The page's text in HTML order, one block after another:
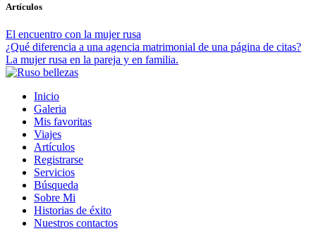
Artículos
El encuentro con la mujer rusa
¿Qué diferencia a una agencia matrimonial de una página de citas?
La mujer rusa en la pareja y en familia.
Inicio
Galeria
Mis favoritas
Viajes
Artículos
Registrarse
Servicios
Búsqueda
Sobre Mi
Historias de éxito
Nuestros contactos